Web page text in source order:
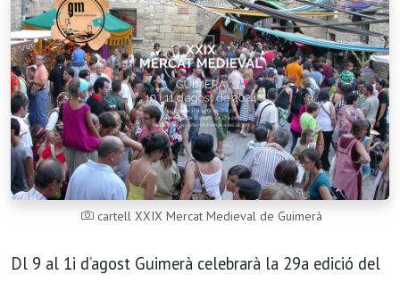
cartell XXIX Mercat Medieval de Guimerà
Dl 9 al 1i d’agost Guimerà celebrarà la 29a edició del